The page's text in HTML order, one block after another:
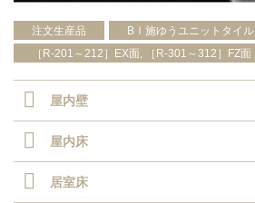
注文生産品
BⅠ施ゆうユニットタイル
［R-201～212］EX面, ［R-301～312］FZ面
屋内壁
屋内床
居室床